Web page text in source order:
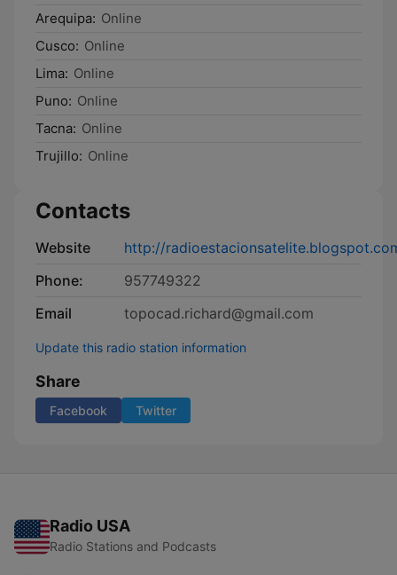
Arequipa: Online
Cusco: Online
Lima: Online
Puno: Online
Tacna: Online
Trujillo: Online
Contacts
Website
http://
Phone:
957749322
Email
topocad.richard@gmail.com
Update this radio station information
Share
Facebook Twitter
Radio USA
Radio Stations and Podcasts